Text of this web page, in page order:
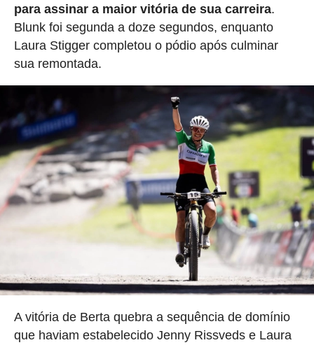
para assinar a maior vitória de sua carreira.
Blunk foi segunda a doze segundos, enquanto
Laura Stigger completou o pódio após culminar
sua remontada.
A vitória de Berta quebra a sequência de domínio
que haviam estabelecido Jenny Rissveds e Laura